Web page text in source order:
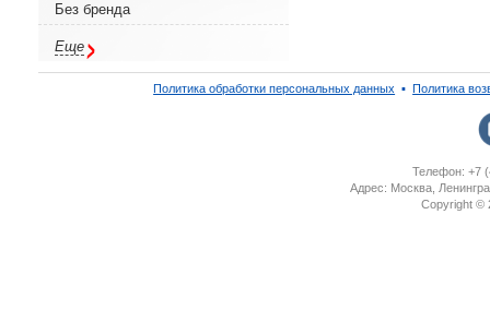
Без бренда
Еще
Политика обработки персональных данных ▪ Политика
Телефон: +7
Адрес: Москва,
Copyright ©